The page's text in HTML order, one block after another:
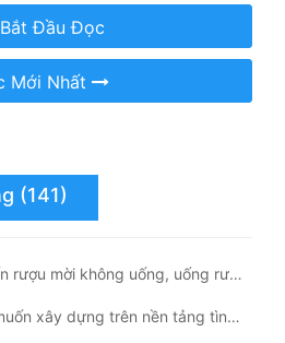
Đầu Đọc
Mới Nhất
(141)
mời không uống, uống rượu phạt
xây dựng trên nền tảng tình yêu